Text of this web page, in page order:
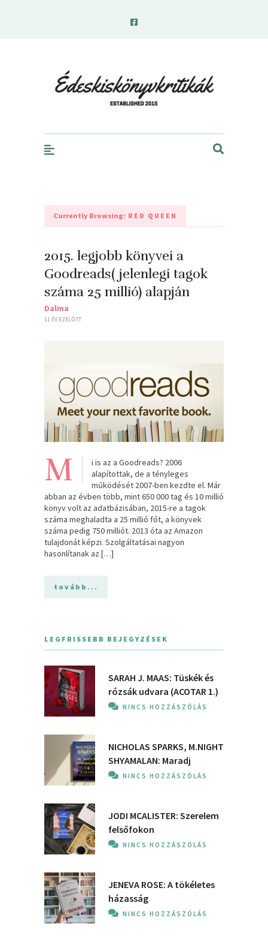
Currently Browsing: RED QUEEN
2015. legjobb könyvei a
Goodreads( jelenlegi tagok
száma 25 millió) alapján
Dalma
11 ÉV EZELŐTT
M
i is az a Goodreads? 2006
alapítottak, de a tényleges
működését 2007-ben kezdte el. Már
abban az évben több, mint 650 000 tag és 10 millió
könyv volt az adatbázisában, 2015-re a tagok
száma meghaladta a 25 millió főt, a könyvek
száma pedig 750 milliót. 2013 óta az Amazon
tulajdonát képzi. Szolgáltatásai nagyon
hasonlítanak az […]
tovább...
LEGFRISSEBB BEJEGYZÉSEK
SARAH J. MAAS: Tüskék és
rózsák udvara (ACOTAR 1.)
NINCS HOZZÁSZÓLÁS
NICHOLAS SPARKS, M.NIGHT
SHYAMALAN: Maradj
NINCS HOZZÁSZÓLÁS
JODI MCALISTER: Szerelem
felsőfokon
NINCS HOZZÁSZÓLÁS
JENEVA ROSE: A ​tökéletes
házasság
NINCS HOZZÁSZÓLÁS